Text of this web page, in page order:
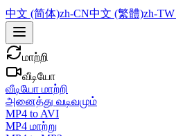
中文 (简体)zh-CN中文 (繁體)zh-TW
மாற்றி
வீடியோ
வீடியோ மாற்றி
அனைத்து வடிவமும்
MP4 to AVI
MP4 மாற்று